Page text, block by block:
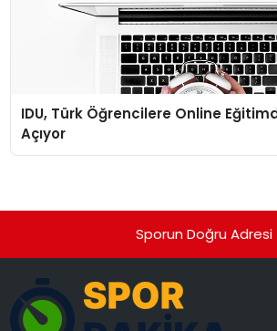
IDU, Türk Öğrencilere Online
Açıyor
Sporun Doğru Adresi